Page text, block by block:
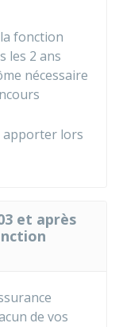
fonction
les 2 ans
nécessaire
apporter lors
et après
de vos